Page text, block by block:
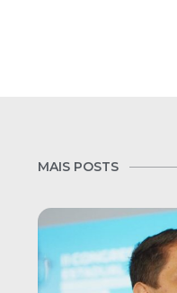
MAIS POSTS